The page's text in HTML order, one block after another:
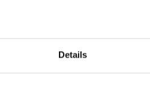
Details